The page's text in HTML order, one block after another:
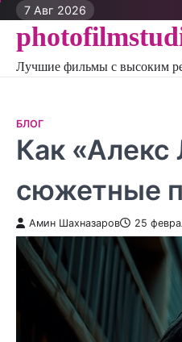
Перейти
контенту
7 Авг 2026
Лучшие фильмы с высоким
БЛОГ
Как
сюжетные
Амин Шахназаров 25